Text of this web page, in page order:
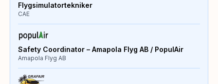
Flygsimulatortekniker
CAE
Safety Coordinator – Amapola Flyg AB / PopulAir
Amapola Flyg AB